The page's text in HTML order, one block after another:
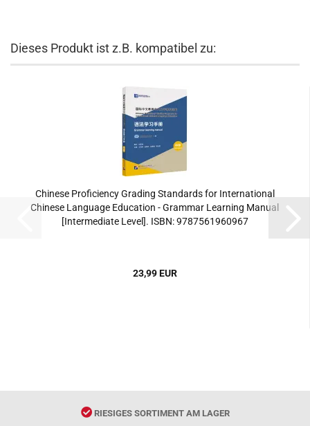
Dieses Produkt ist z.B. kompatibel zu:
Chinese Proficiency Grading Standards for International
Chinese Language Education - Grammar Learning Manual
[Intermediate Level]. ISBN: 9787561960967
23,99 EUR
RIESIGES SORTIMENT AM LAGER